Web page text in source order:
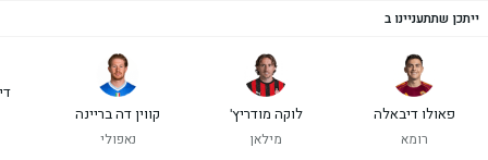
ייתכן שתתעניינו ב
פאולו דיבאלה
רומא
לוקה מודריץ'
מילאן
קווין דה בריינה
נאפולי